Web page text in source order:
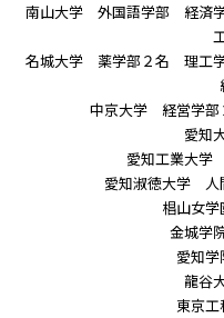
南山大学 外国語学部 経済
名城大学 薬学部２名 理工
中京大学 経営学
愛知
愛知工業大
愛知淑徳大学 人
椙山女
金城学
愛知
龍谷
東京